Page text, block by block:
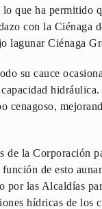
que ha permitido
con la Ciénaga
lagunar Ciénaga
su cauce
cenagoso,
la Corporación
de esto
las Alcaldías
hídricas de los